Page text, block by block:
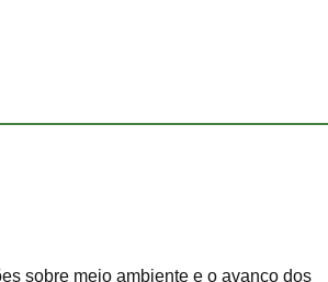
sobre meio ambiente e o avanço dos